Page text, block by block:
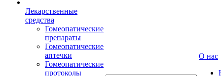
Лекарственные
средства
Гомеопатические
препараты
Гомеопатические
аптечки
Гомеопатические
протоколы
О нас